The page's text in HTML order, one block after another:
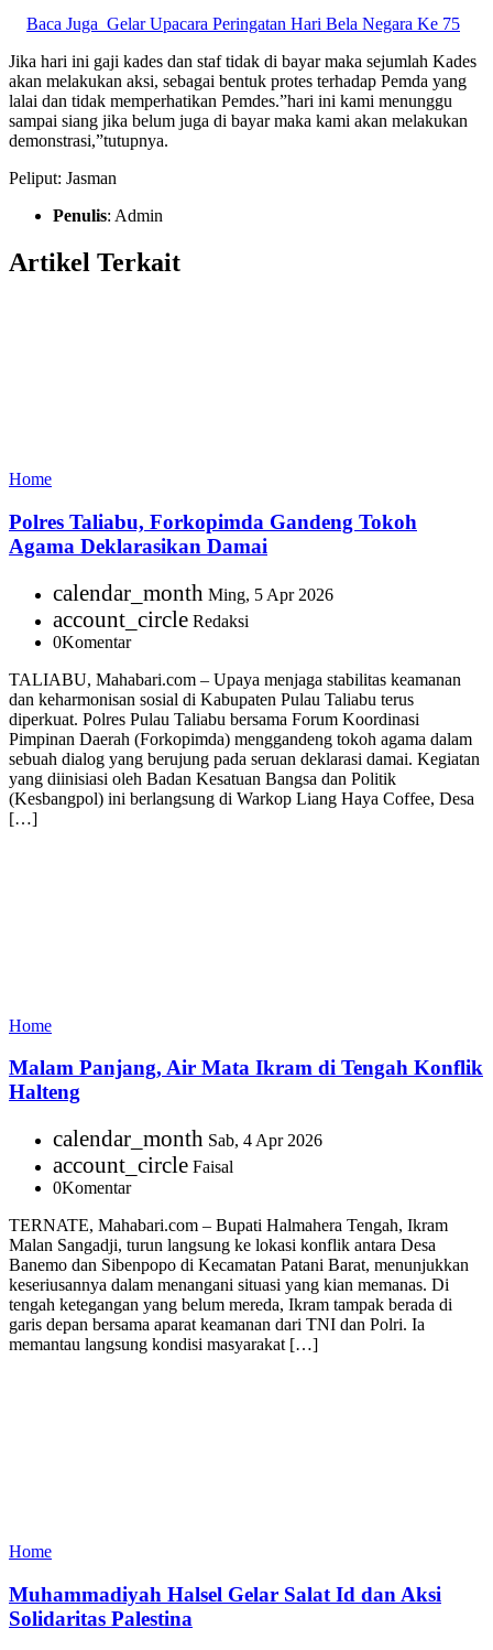
Baca Juga Gelar Upacara Peringatan Hari Bela Negara Ke 75
Jika hari ini gaji kades dan staf tidak di bayar maka sejumlah Kades
akan melakukan aksi, sebagai bentuk protes terhadap Pemda yang
lalai dan tidak memperhatikan Pemdes.”hari ini kami menunggu
sampai siang jika belum juga di bayar maka kami akan melakukan
demonstrasi,”tutupnya.
Peliput: Jasman
Penulis: Admin
Artikel Terkait
Home
Polres Taliabu, Forkopimda Gandeng Tokoh
Agama Deklarasikan Damai
calendar_month Ming, 5 Apr 2026
account_circle Redaksi
0Komentar
TALIABU, Mahabari.com – Upaya menjaga stabilitas keamanan
dan keharmonisan sosial di Kabupaten Pulau Taliabu terus
diperkuat. Polres Pulau Taliabu bersama Forum Koordinasi
Pimpinan Daerah (Forkopimda) menggandeng tokoh agama dalam
sebuah dialog yang berujung pada seruan deklarasi damai. Kegiatan
yang diinisiasi oleh Badan Kesatuan Bangsa dan Politik
(Kesbangpol) ini berlangsung di Warkop Liang Haya Coffee, Desa
[…]
Home
Malam Panjang, Air Mata Ikram di Tengah Konflik
Halteng
calendar_month Sab, 4 Apr 2026
account_circle Faisal
0Komentar
TERNATE, Mahabari.com – Bupati Halmahera Tengah, Ikram
Malan Sangadji, turun langsung ke lokasi konflik antara Desa
Banemo dan Sibenpopo di Kecamatan Patani Barat, menunjukkan
keseriusannya dalam menangani situasi yang kian memanas. Di
tengah ketegangan yang belum mereda, Ikram tampak berada di
garis depan bersama aparat keamanan dari TNI dan Polri. Ia
memantau langsung kondisi masyarakat […]
Home
Muhammadiyah Halsel Gelar Salat Id dan Aksi
Solidaritas Palestina